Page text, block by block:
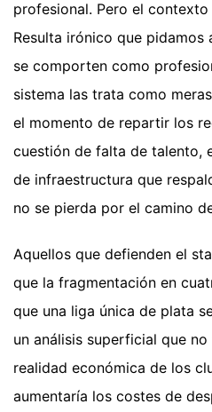
profesional. Pero el
Resulta irónico que
se comporten como
sistema las trata como
el momento de repartir los
cuestión de falta de talento,
de infraestructura que
no se pierda por el camino
Aquellos que defienden el
que la fragmentación en
que una liga única de plata
un análisis superficial que
realidad económica de los
aumentaría los costes de